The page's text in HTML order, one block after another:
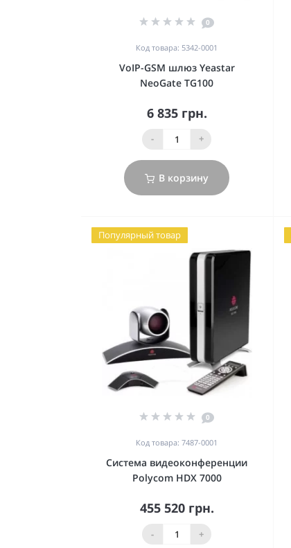
0
Код товара: 5342-0001
VoIP-GSM шлюз Yeastar
NeoGate TG100
6 835 грн.
- +
В корзину
Популярный товар
0
Код товара: 7487-0001
Система видеоконференции
Polycom HDX 7000
455 520 грн.
- +